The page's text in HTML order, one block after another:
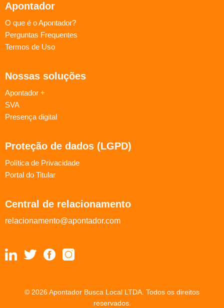
Apontador
O que é o Apontador?
Perguntas Frequentes
Termos de Uso
Nossas soluções
Apontador +
SVA
Presença digital
Proteção de dados (LGPD)
Política de Privacidade
Portal do Titular
Central de relacionamento
relacionamento@apontador.com
© 2026 Apontador Busca Local LTDA. Todos os direitos
reservados.